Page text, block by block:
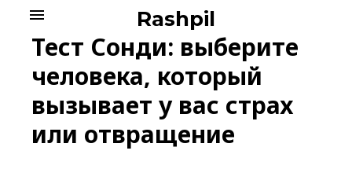
content
Rashpil
menu
Тест Сонди: выберите
человека, который
вызывает у вас страх
или отвращение